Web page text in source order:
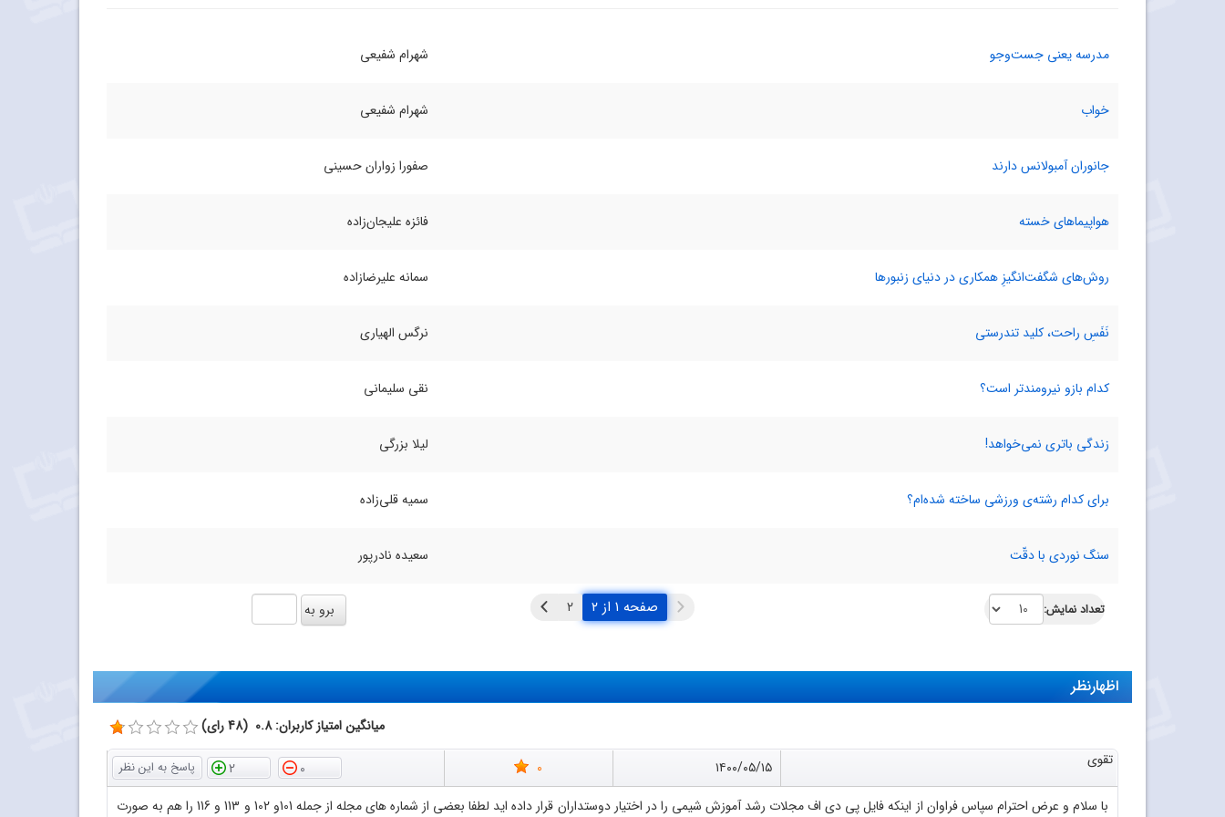
مدرسه یعنی جست‌وجو شهرام شفیعی
خواب شهرام شفیعی
جانوران آمبولانس دارند صفورا زواران حسینی
هواپیماهای خسته فائزه علیجان‌زاده
روش‌های شگفت‌انگیزِ همکاری در دنیای زنبورها سمانه علیرضازاده
نَفَسِ راحت، کلید تندرستی نرگس الهیاری
کدام بازو نیرومندتر است؟ نقی سلیمانی
زندگی باتری نمی‌خواهد! لیلا بزرگی
برای کدام رشته‌ی ورزشی ساخته شده‌ام؟ سمیه قلی‌زاده
سنگ‌ نوردی با دقّت سعیده نادرپور
تعداد نمایش: صفحه ۱ از ۲
اظهارنظر
میانگین امتیاز کاربران: 0.8 (48 رای)
تقوی
۱۴۰۰/۰۵/۱۵ 0
0
2
با سلام و عرض احترام سپاس فراوان از اینکه فایل پی دی اف مجلات رشد آموزش شیمی را در اختیار دوستداران قرار داده اید لطفا بعضی از شماره های مجله از جمله 101و 102 و 113 و 116 را هم به صورت